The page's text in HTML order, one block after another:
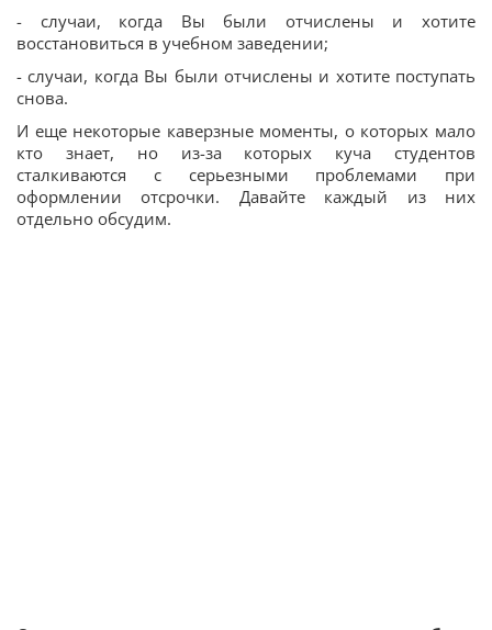
- случаи, когда Вы были отчислены и хотите
восстановиться в учебном заведении;
- случаи, когда Вы были отчислены и хотите поступать
снова.
И еще некоторые каверзные моменты, о которых мало
кто знает, но из-за которых куча студентов
сталкиваются с серьезными проблемами при
оформлении отсрочки. Давайте каждый из них
отдельно обсудим.